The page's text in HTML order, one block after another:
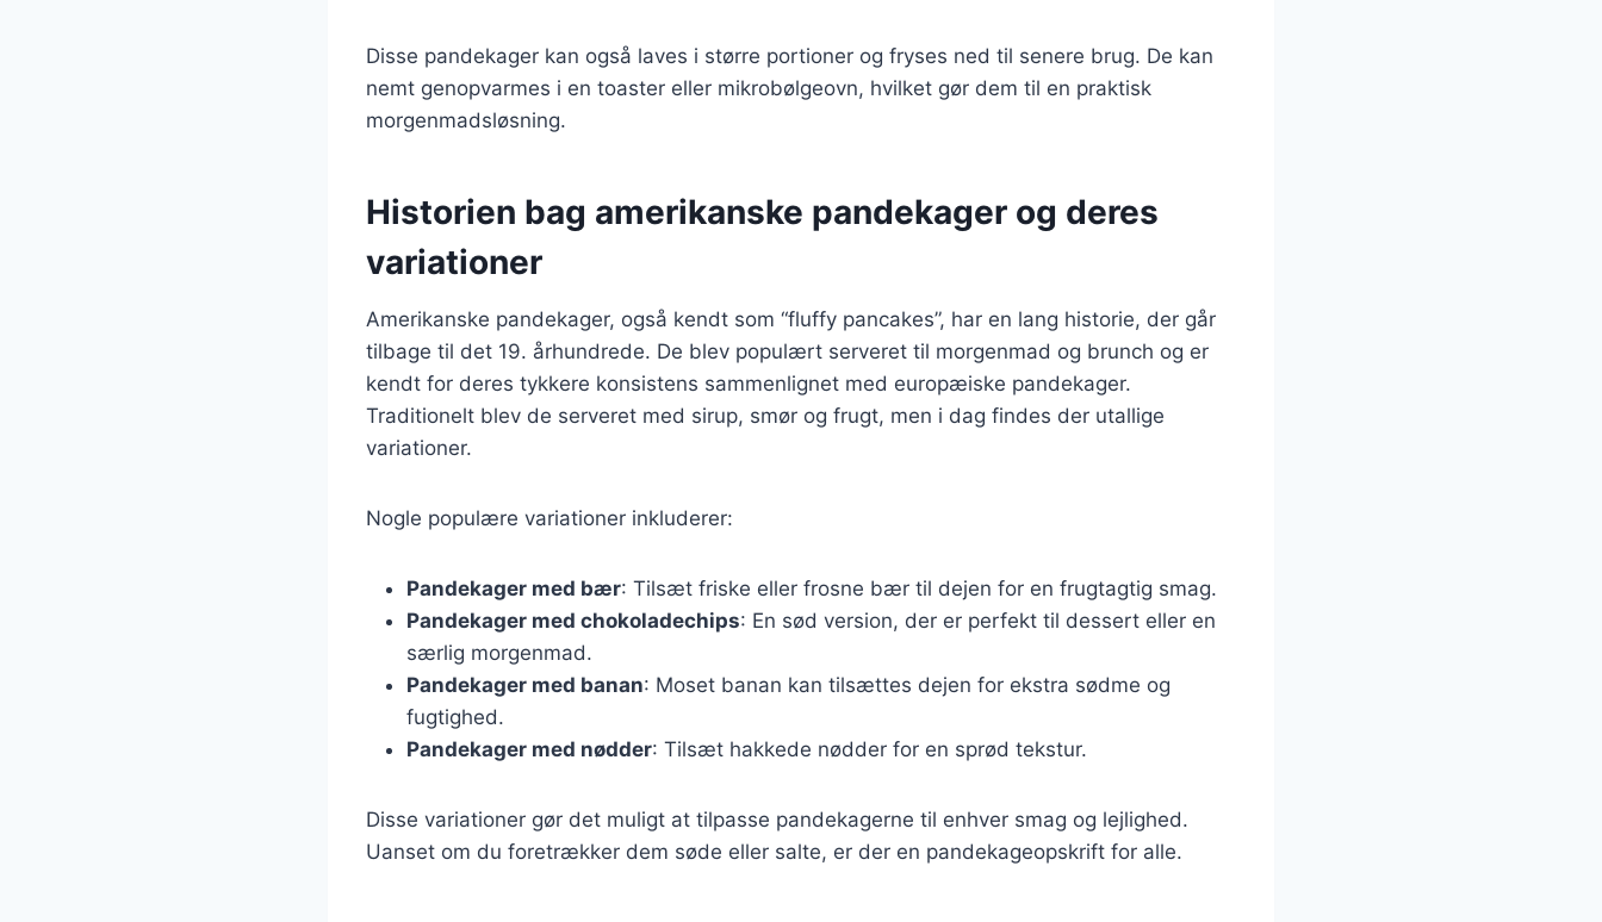
Disse pandekager kan også laves i større portioner og fryses ned til senere brug. De kan
nemt genopvarmes i en toaster eller mikrobølgeovn, hvilket gør dem til en praktisk
morgenmadsløsning.
Historien bag amerikanske pandekager og deres
variationer
Amerikanske pandekager, også kendt som “fluffy pancakes”, har en lang historie, der går
tilbage til det 19. århundrede. De blev populært serveret til morgenmad og brunch og er
kendt for deres tykkere konsistens sammenlignet med europæiske pandekager.
Traditionelt blev de serveret med sirup, smør og frugt, men i dag findes der utallige
variationer.
Nogle populære variationer inkluderer:
Pandekager med bær: Tilsæt friske eller frosne bær til dejen for en frugtagtig smag.
Pandekager med chokoladechips: En sød version, der er perfekt til dessert eller en
særlig morgenmad.
Pandekager med banan: Moset banan kan tilsættes dejen for ekstra sødme og
fugtighed.
Pandekager med nødder: Tilsæt hakkede nødder for en sprød tekstur.
Disse variationer gør det muligt at tilpasse pandekagerne til enhver smag og lejlighed.
Uanset om du foretrækker dem søde eller salte, er der en pandekageopskrift for alle.